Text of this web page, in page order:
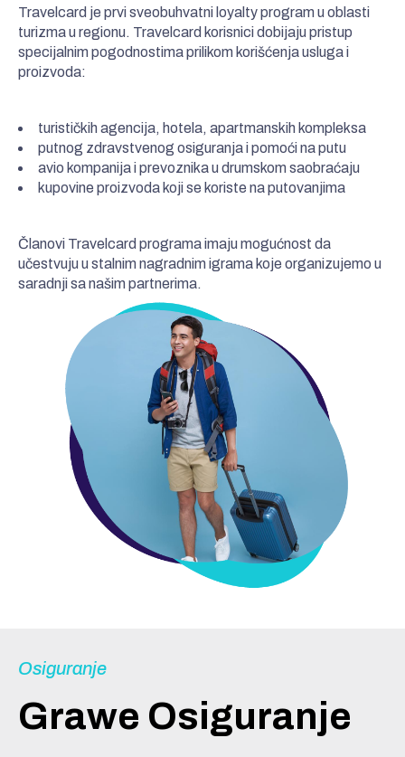
Travelcard je prvi sveobuhvatni loyalty program u oblasti
turizma u regionu. Travelcard korisnici dobijaju pristup
specijalnim pogodnostima prilikom korišćenja usluga i
proizvoda:
turističkih agencija, hotela, apartmanskih kompleksa
putnog zdravstvenog osiguranja i pomoći na putu
avio kompanija i prevoznika u drumskom saobraćaju
kupovine proizvoda koji se koriste na putovanjima
Članovi Travelcard programa imaju mogućnost da
učestvuju u stalnim nagradnim igrama koje organizujemo u
saradnji sa našim partnerima.
Osiguranje
Grawe Osiguranje